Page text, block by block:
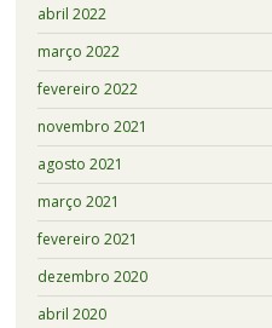
abril 2022
março 2022
fevereiro 2022
novembro 2021
agosto 2021
março 2021
fevereiro 2021
dezembro 2020
abril 2020